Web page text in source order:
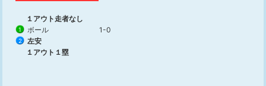
１アウト走者なし
1 ボール 1-0
2
左安
１アウト１塁